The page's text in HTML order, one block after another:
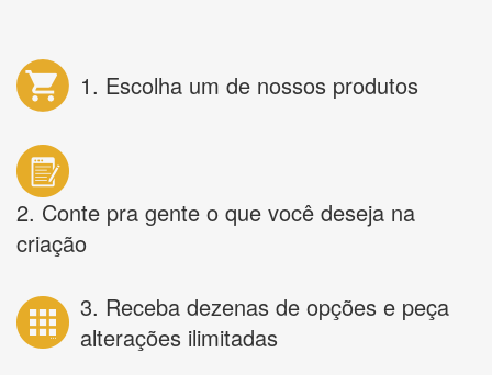
1. Escolha um de nossos produtos
2. Conte pra gente o que você deseja na
criação
3. Receba dezenas de opções e peça
alterações ilimitadas